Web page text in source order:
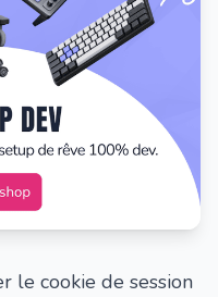
le cookie de session